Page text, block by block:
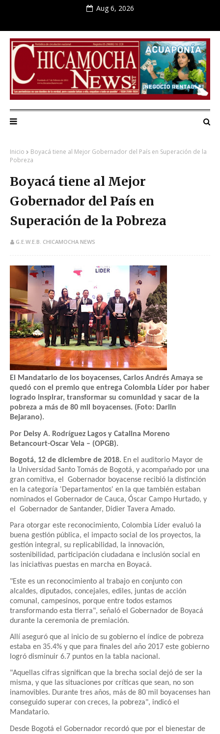
Aug 6, 2026
Inicio
Boyacá tiene al Mejor Gobernador del País en Superación de la
Pobreza
Boyacá tiene al Mejor
Gobernador del País en
Superación de la Pobreza
G.E.W.E.B. CHICAMOCHA NEWS
El Mandatario de los boyacenses, Carlos Andrés Amaya se
quedó con el premio que entrega Colombia Líder por haber
logrado inspirar, transformar su comunidad y sacar de la
pobreza a más de 80 mil boyacenses. (Foto: Darlin
Bejarano).
Por Deisy A. Rodríguez Lagos y Catalina Moreno
Betancourt-Oscar Vela – (OPGB).
Bogotá, 12 de diciembre de 2018. En el auditorio Mayor de
la Universidad Santo Tomás de Bogotá, y acompañado por una
gran comitiva, el Gobernador boyacense recibió la distinción
en la categoría 'Departamentos' en la que también estaban
nominados el Gobernador de Cauca, Óscar Campo Hurtado, y
el Gobernador de Santander, Didier Tavera Amado.
Para otorgar este reconocimiento, Colombia Líder evaluó la
buena gestión pública, el impacto social de los proyectos, la
gestión integral, su replicabilidad, la innovación,
sostenibilidad, participación ciudadana e inclusión social en
las iniciativas puestas en marcha en Boyacá.
"Este es un reconocimiento al trabajo en conjunto con
alcaldes, diputados, concejales, ediles, juntas de acción
comunal, campesinos, porque entre todos estamos
transformando esta tierra", señaló el Gobernador de Boyacá
durante la ceremonia de premiación.
Allí aseguró que al inicio de su gobierno el índice de pobreza
estaba en 35.4% y que para finales del año 2017 este gobierno
logró disminuir 6.7 puntos en la tabla nacional.
"Aquellas cifras significan que la brecha social dejó de ser la
misma, y que las situaciones por críticas que sean, no son
inamovibles. Durante tres años, más de 80 mil boyacenses han
conseguido superar con creces, la pobreza", indicó el
Mandatario.
Desde Bogotá el Gobernador recordó que por el bienestar de